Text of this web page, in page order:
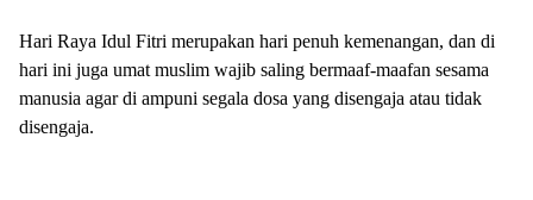
Hari Raya Idul Fitri merupakan hari penuh kemenangan, dan di
hari ini juga umat muslim wajib saling bermaaf-maafan sesama
manusia agar di ampuni segala dosa yang disengaja atau tidak
disengaja.